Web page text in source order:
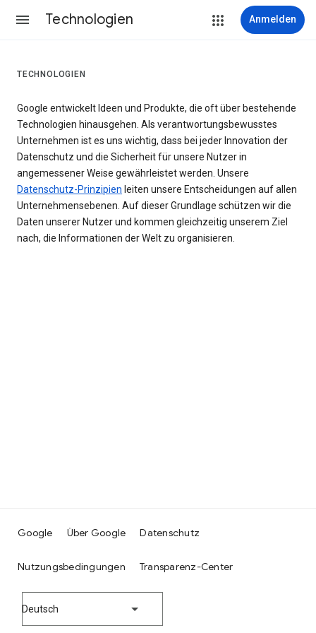
Technologien Anmelden
TECHNOLOGIEN
Google entwickelt Ideen und Produkte, die oft über bestehende
Technologien hinausgehen. Als verantwortungsbewusstes
Unternehmen ist es uns wichtig, dass bei jeder Innovation der
Datenschutz und die Sicherheit für unsere Nutzer in
angemessener Weise gewährleistet werden. Unsere
Datenschutz-Prinzipien leiten unsere Entscheidungen auf allen
Unternehmensebenen. Auf dieser Grundlage schützen wir die
Daten unserer Nutzer und kommen gleichzeitig unserem Ziel
nach, die Informationen der Welt zu organisieren.
Google Über Google Datenschutz
Nutzungsbedingungen Transparenz-Center
Deutsch